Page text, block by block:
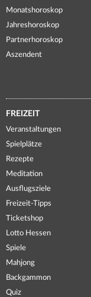
Monatshoroskop
Jahreshoroskop
Partnerhoroskop
Aszendent
FREIZEIT
Veranstaltungen
Spielplätze
Rezepte
Meditation
Ausflugsziele
Freizeit-Tipps
Ticketshop
Lotto Hessen
Spiele
Mahjong
Backgammon
Quiz